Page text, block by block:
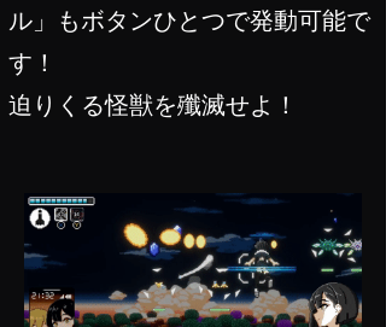
ル」もボタンひとつで発動可能で
す！
迫りくる怪獣を殲滅せよ！